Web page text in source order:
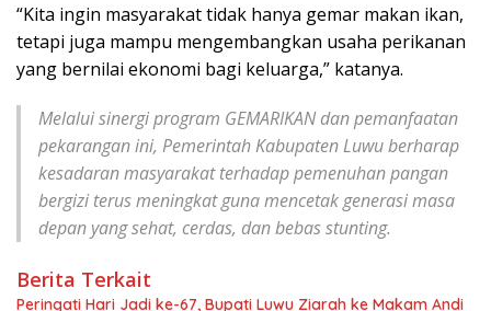
​“Kita ingin masyarakat tidak hanya gemar makan ikan,
tetapi juga mampu mengembangkan usaha perikanan
yang bernilai ekonomi bagi keluarga,” katanya.
​Melalui sinergi program GEMARIKAN dan pemanfaatan
pekarangan ini, Pemerintah Kabupaten Luwu berharap
kesadaran masyarakat terhadap pemenuhan pangan
bergizi terus meningkat guna mencetak generasi masa
depan yang sehat, cerdas, dan bebas stunting.
Berita Terkait
Peringati Hari Jadi ke-67, Bupati Luwu Ziarah ke Makam Andi